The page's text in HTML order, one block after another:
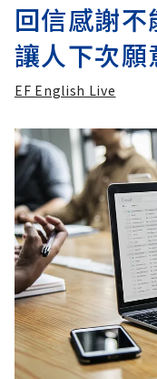
回信感謝
讓人下次願
EF English Live